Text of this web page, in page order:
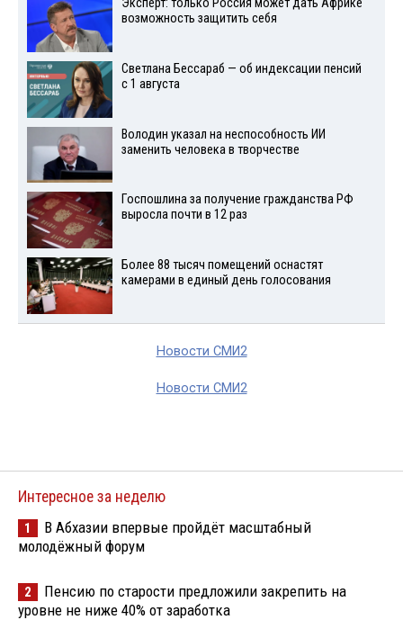
Эксперт: только Россия может дать Африке
возможность защитить себя
Светлана Бессараб — об индексации пенсий
с 1 августа
Володин указал на неспособность ИИ
заменить человека в творчестве
Госпошлина за получение гражданства РФ
выросла почти в 12 раз
Более 88 тысяч помещений оснастят
камерами в единый день голосования
Новости СМИ2
Новости СМИ2
Интересное за неделю
1
В Абхазии впервые пройдёт масштабный
молодёжный форум
2
Пенсию по старости предложили закрепить на
уровне не ниже 40% от заработка